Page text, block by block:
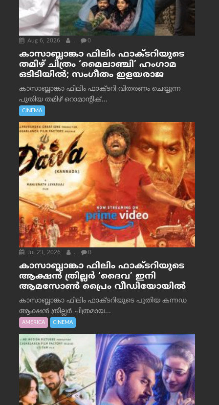
Aug 6, 2026 . 0
കാസാബ്ലാങ്കാ ഫിലിം ഫാക്ടറിയുടെ
തമിഴ് ചിത്രം ‘മൈലാഞ്ചി’ ഹംഗാമ
ഒടിടിയിൽ; സംഗീതം ഇളയരാജ
കാസാബ്ലാങ്കാ ഫിലിം ഫാക്ടറി വിതരണം ചെയ്യുന്ന
പുതിയ തമിഴ് റൊമാന്റിക്...
CINEMA
Jul 23, 2026 . 0
കാസാബ്ലാങ്കാ ഫിലിം ഫാക്ടറിയുടെ
ആക്ഷൻ ത്രില്ലർ ‘ദൈവ’ ഇനി
ആമസോൺ പ്രൈം വീഡിയോയിൽ
കാസാബ്ലാങ്കാ ഫിലിം ഫാക്ടറിയുടെ പുതിയ കന്നഡ
ആക്ഷൻ ത്രില്ലർ ചിത്രമായ...
AMERICA CINEMA